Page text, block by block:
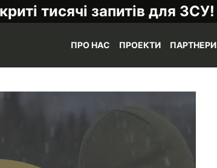
тисячі запитів для ЗСУ!
ПРО НАС ПРОЕКТИ ПАРТНЕРИ